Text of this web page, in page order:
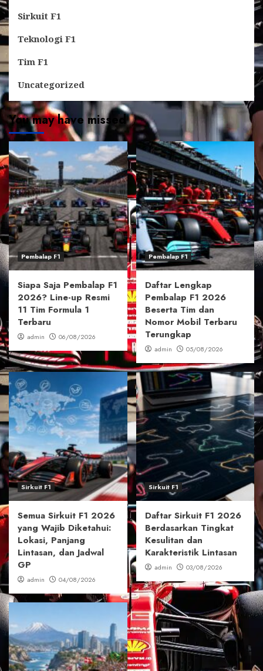
Sirkuit F1
Teknologi F1
Tim F1
Uncategorized
You may have missed
Pembalap F1
Siapa Saja Pembalap F1
2026? Line-up Resmi
11 Tim Formula 1
Terbaru
admin 06/08/2026
Pembalap F1
Daftar Lengkap
Pembalap F1 2026
Beserta Tim dan
Nomor Mobil Terbaru
Terungkap
admin 05/08/2026
Sirkuit F1
Semua Sirkuit F1 2026
yang Wajib Diketahui:
Lokasi, Panjang
Lintasan, dan Jadwal
GP
admin 04/08/2026
Sirkuit F1
Daftar Sirkuit F1 2026
Berdasarkan Tingkat
Kesulitan dan
Karakteristik Lintasan
admin 03/08/2026